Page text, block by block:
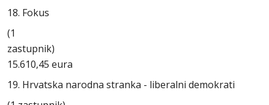
18. Fokus
(1
15.610,45 eura
19. Hrvatska narodna stranka - liberalni demokrati